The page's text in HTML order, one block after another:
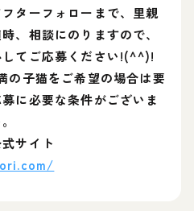
ターフォローまで、里親
、相談にのりますので、
てご応募ください!(^^)!
の子猫をご希望の場合は要
に必要な条件がございま
サイト